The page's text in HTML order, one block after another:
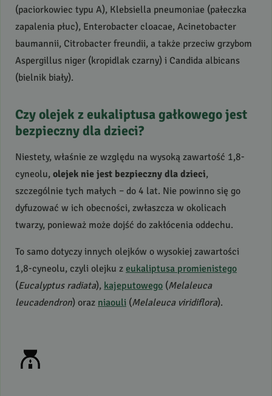
(paciorkowiec typu A), Klebsiella pneumoniae (pałeczka
zapalenia płuc), Enterobacter cloacae, Acinetobacter
baumannii, Citrobacter freundii, a także przeciw grzybom
Aspergillus niger (kropidlak czarny) i Candida albicans
(bielnik biały).
Czy olejek z eukaliptusa gałkowego jest
bezpieczny dla dzieci?
Niestety, właśnie ze względu na wysoką zawartość 1,8-
cyneolu, olejek nie jest bezpieczny dla dzieci,
szczególnie tych małych – do 4 lat. Nie powinno się go
dyfuzować w ich obecności, zwłaszcza w okolicach
twarzy, ponieważ może dojść do zakłócenia oddechu.
To samo dotyczy innych olejków o wysokiej zawartości
1,8-cyneolu, czyli olejku z eukaliptusa promienistego
(Eucalyptus radiata), kajeputowego (Melaleuca
leucadendron) oraz niaouli (Melaleuca viridiflora).